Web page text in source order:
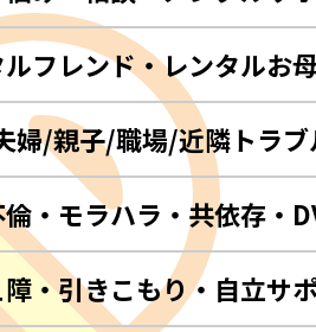
ルフレンド・レンタルお
婦/親子/職場/近隣トラブ
・モラハラ・共依存・
・引きこもり・自立サ